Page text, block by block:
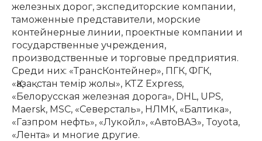
железных дорог, экспедиторские компании,
таможенные представители, морские
контейнерные линии, проектные компании и
государственные учреждения,
производственные и торговые предприятия.
Среди них: «ТрансКонтейнер», ПГК, ФГК,
«Қазақстан темір жолы», KTZ Express,
«Белорусская железная дорога», DHL, UPS,
Maersk, MSC, «Северсталь», НЛМК, «Балтика»,
«Газпром нефть», «Лукойл», «АвтоВАЗ», Toyota,
«Лента» и многие другие.